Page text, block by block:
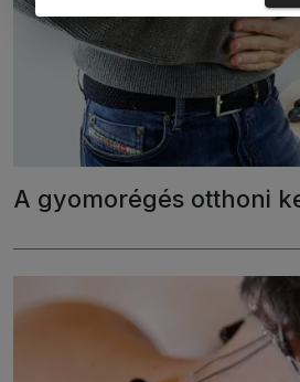
A gyomorégés otthoni